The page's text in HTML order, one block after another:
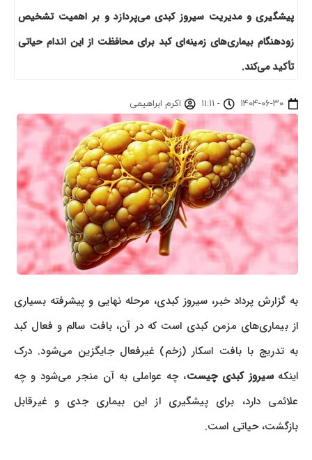
پیشگیری و مدیریت سیروز کبدی می‌پردازد و بر اهمیت تشخیص
زودهنگام بیماری‌های زمینه‌ای کبد برای محافظت از این اندام حیاتی
تأکید می‌کند.
۱۴۰۴-۰۶-۳۰ - ۱۱:۱۱ اکرم ابراهیمی
به گزارش پرداد خبر، سیروز کبدی، مرحله نهایی و پیشرفته بسیاری
از بیماری‌های مزمن کبدی است که در آن، بافت سالم و فعال کبد
به تدریج با بافت اسکار (زخم) غیرفعال جایگزین می‌شود. درک
اینکهسیروز کبدی چیست، چه عواملی به آن منجر می‌شود و چه
علائمی دارد، برای پیشگیری از این بیماری جدی و غیرقابل
بازگشت، حیاتی است.